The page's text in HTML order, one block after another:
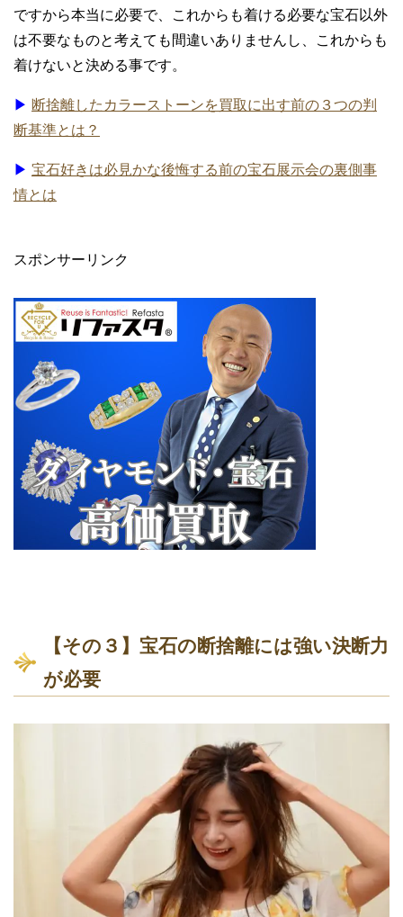
ですから本当に必要で、これからも着ける必要な宝石以外
は不要なものと考えても間違いありませんし、これからも
着けないと決める事です。
▶ 断捨離したカラーストーンを買取に出す前の３つの判
断基準とは？
▶ 宝石好きは必見かな後悔する前の宝石展示会の裏側事
情とは
スポンサーリンク
【その３】宝石の断捨離には強い決断力
が必要